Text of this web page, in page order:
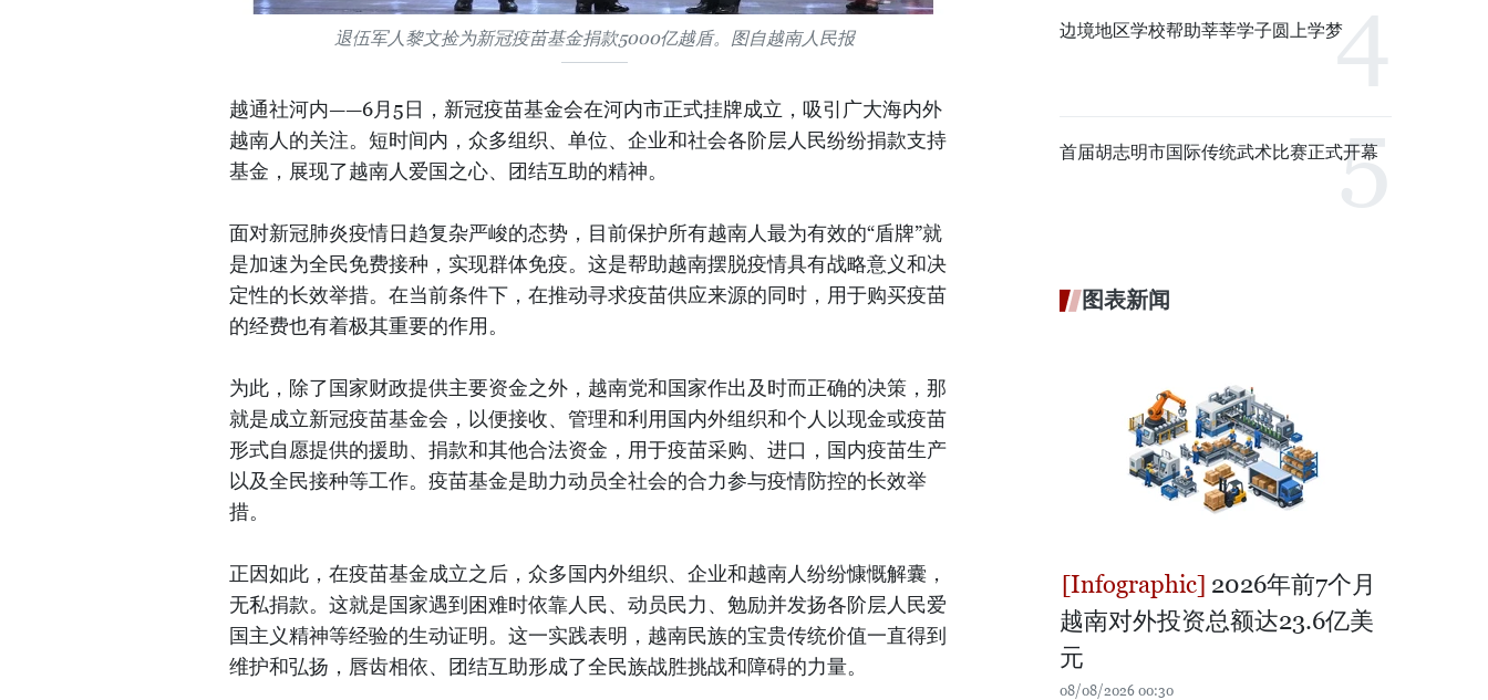
退伍军人黎文捡为新冠疫苗基金捐款5000亿越盾。图自越南人民报
越通社河内——6月5日，新冠疫苗基金会在河内市正式挂牌成立，吸引广大海内外
越南人的关注。短时间内，众多组织、单位、企业和社会各阶层人民纷纷捐款支持
基金，展现了越南人爱国之心、团结互助的精神。
面对新冠肺炎疫情日趋复杂严峻的态势，目前保护所有越南人最为有效的“盾牌”就
是加速为全民免费接种，实现群体免疫。这是帮助越南摆脱疫情具有战略意义和决
定性的长效举措。在当前条件下，在推动寻求疫苗供应来源的同时，用于购买疫苗
的经费也有着极其重要的作用。
为此，除了国家财政提供主要资金之外，越南党和国家作出及时而正确的决策，那
就是成立新冠疫苗基金会，以便接收、管理和利用国内外组织和个人以现金或疫苗
形式自愿提供的援助、捐款和其他合法资金，用于疫苗采购、进口，国内疫苗生产
以及全民接种等工作。疫苗基金是助力动员全社会的合力参与疫情防控的长效举
措。
正因如此，在疫苗基金成立之后，众多国内外组织、企业和越南人纷纷慷慨解囊，
无私捐款。这就是国家遇到困难时依靠人民、动员民力、勉励并发扬各阶层人民爱
国主义精神等经验的生动证明。这一实践表明，越南民族的宝贵传统价值一直得到
维护和弘扬，唇齿相依、团结互助形成了全民族战胜挑战和障碍的力量。
边境地区学校帮助莘莘学子圆上学梦
首届胡志明市国际传统武术比赛正式开幕
图表新闻
2026年前7个月
越南对外投资总额达23.6亿美
元
08/08/2026 00:30